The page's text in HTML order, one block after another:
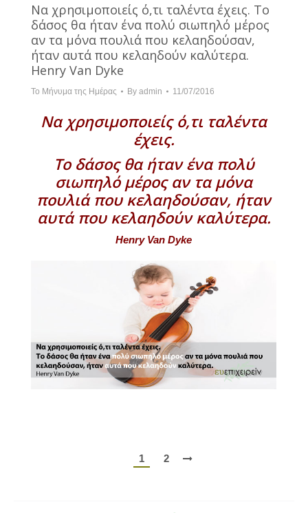
Να χρησιμοποιείς ό,τι ταλέντα έχεις. Το
δάσος θα ήταν ένα πολύ σιωπηλό μέρος
αν τα μόνα πουλιά που κελαηδούσαν,
ήταν αυτά που κελαηδούν καλύτερα.
Henry Van Dyke
Το Μήνυμα της Ημέρας By admin 11/07/2016
Να χρησιμοποιείς ό,τι ταλέντα
έχεις.
Το δάσος θα ήταν ένα πολύ
σιωπηλό μέρος αν τα μόνα
πουλιά που κελαηδούσαν, ήταν
αυτά που κελαηδούν καλύτερα.
Henry Van Dyke
1 2